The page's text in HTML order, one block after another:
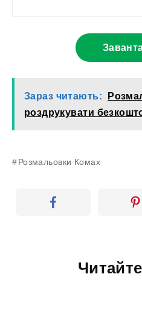
Зараз читають:
роздрукувати
Розмальовки Комах